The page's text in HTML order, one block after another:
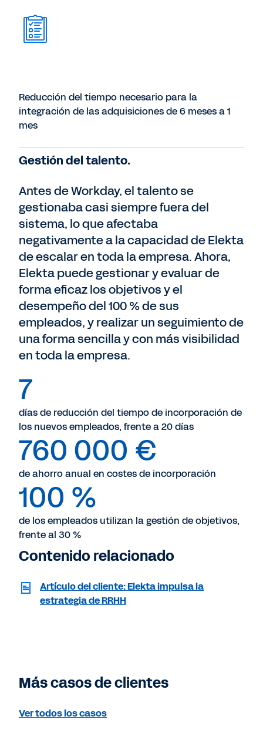
Reducción del tiempo necesario para la
integración de las adquisiciones de 6 meses a 1
mes
Gestión del talento.
Antes de Workday, el talento se
gestionaba casi siempre fuera del
sistema, lo que afectaba
negativamente a la capacidad de Elekta
de escalar en toda la empresa. Ahora,
Elekta puede gestionar y evaluar de
forma eficaz los objetivos y el
desempeño del 100 % de sus
empleados, y realizar un seguimiento de
una forma sencilla y con más visibilidad
en toda la empresa.
7
días de reducción del tiempo de incorporación de
los nuevos empleados, frente a 20 días
760 000 €
de ahorro anual en costes de incorporación
100 %
de los empleados utilizan la gestión de objetivos,
frente al 30 %
Contenido relacionado
Artículo del cliente: Elekta impulsa la
estrategia de RRHH
Más casos de clientes
Ver todos los casos